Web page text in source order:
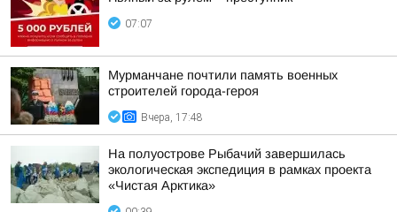
07:07
Мурманчане почтили память военных
строителей города-героя
Вчера, 17:48
На полуострове Рыбачий завершилась
экологическая экспедиция в рамках проекта
«Чистая Арктика»